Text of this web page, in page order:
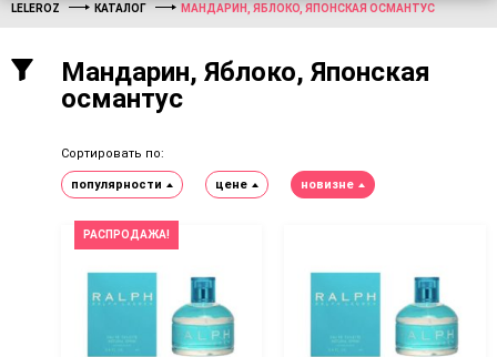
LELEROZ КАТАЛОГ МАНДАРИН, ЯБЛОКО, ЯПОНСКАЯ ОСМАНТУС
Мандарин, Яблоко, Японская
османтус
Сортировать по:
популярности цене новизне
РАСПРОДАЖА!